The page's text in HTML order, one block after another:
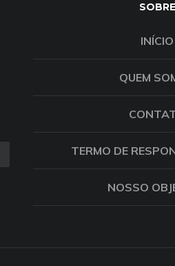
SOBRE
INÍCIO
QUEM
TERMO DE
NOSSO